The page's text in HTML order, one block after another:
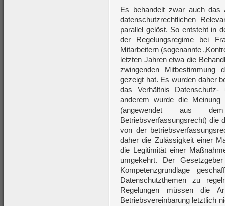
Es behandelt zwar auch das
datenschutzrechtlichen
parallel gelöst. So entsteht in
der Regelungsregime bei
Mitarbeitern (sogenannte
letzten Jahren etwa die
zwingenden Mitbestimmung
gezeigt hat. Es wurden daher
das Verhältnis Datenschutz-
anderem wurde die Meinung
(angewendet aus
Betriebsverfassungsrecht) die
von der
daher die Zulässigkeit einer
die Legitimität einer
umgekehrt. Der
Kompetenzgrundlage
Datenschutzthemen zu
Regelungen müssen
Betriebsvereinbarung letztlich